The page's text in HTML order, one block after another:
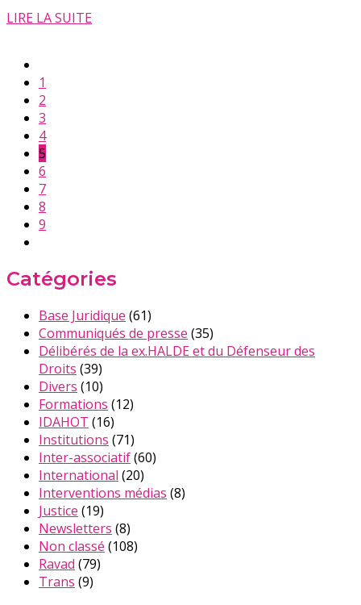
LIRE LA SUITE
1
2
3
4
5
6
7
8
9
Catégories
Base Juridique (61)
Communiqués de presse (35)
Délibérés de la ex.HALDE et du Défenseur des
Droits (39)
Divers (10)
Formations (12)
IDAHOT (16)
Institutions (71)
Inter-associatif(60)
International (20)
Interventions médias (8)
Justice (19)
Newsletters (8)
Non classé (108)
Ravad (79)
Trans (9)